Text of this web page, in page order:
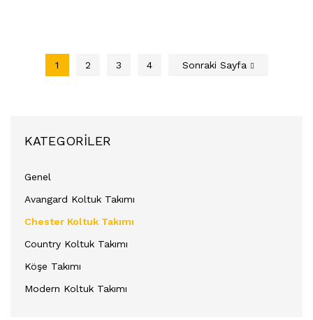
1 2 3 4 Sonraki Sayfa
KATEGORILER
Genel
Avangard Koltuk Takımı
Chester Koltuk Takımı
Country Koltuk Takımı
Köşe Takımı
Modern Koltuk Takımı